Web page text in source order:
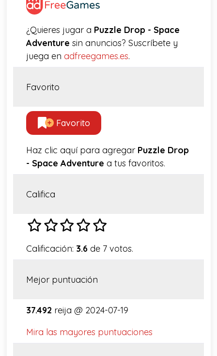
¿Quieres jugar a Puzzle Drop - Space
Adventure sin anuncios? Suscríbete y
juega en adfreegames.es.
Favorito
Favorito
Haz clic aquí para agregar Puzzle Drop
- Space Adventure a tus favoritos.
Califica
Calificación: 3.6 de 7 votos.
Mejor puntuación
37.492 reija @ 2024-07-19
Mira las mayores puntuaciones